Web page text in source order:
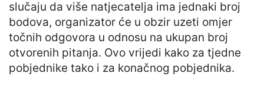
slučaju da više natjecatelja ima jednaki broj
bodova, organizator će u obzir uzeti omjer
točnih odgovora u odnosu na ukupan broj
otvorenih pitanja. Ovo vrijedi kako za tjedne
pobjednike tako i za konačnog pobjednika.